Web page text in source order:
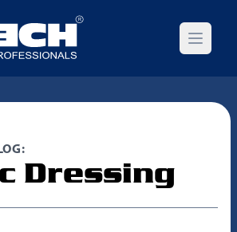
Open
Dressing